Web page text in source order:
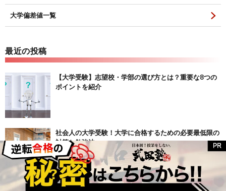
大学偏差値一覧
最近の投稿
【大学受験】志望校・学部の選び方とは？重要な8つの
ポイントを紹介
社会人の大学受験！大学に合格するための必要最低限の
対策と勉強法
偏差値が伸びない原因は？偏差値を伸ばす方法と共にご